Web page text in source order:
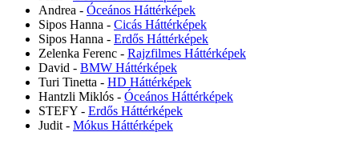
Andrea - Óceános Háttérképek
Sipos Hanna - Cicás Háttérképek
Sipos Hanna - Erdős Háttérképek
Zelenka Ferenc - Rajzfilmes Háttérképek
David - BMW Háttérképek
Turi Tinetta - HD Háttérképek
Hantzli Miklós - Óceános Háttérképek
STEFY - Erdős Háttérképek
Judit - Mókus Háttérképek